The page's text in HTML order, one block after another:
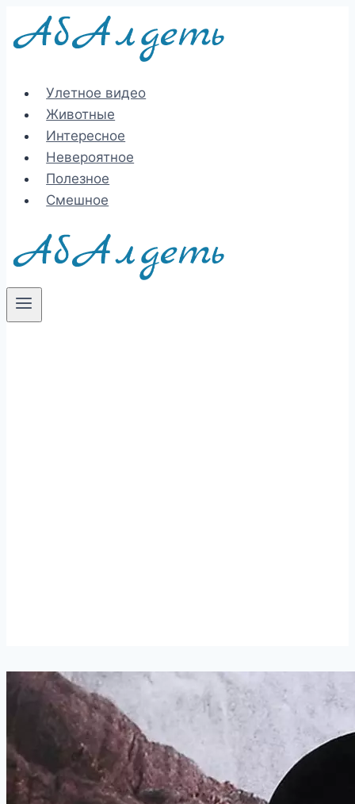
Перейти
Улетное видео
Животные
Интересное
Невероятное
Полезное
Смешное